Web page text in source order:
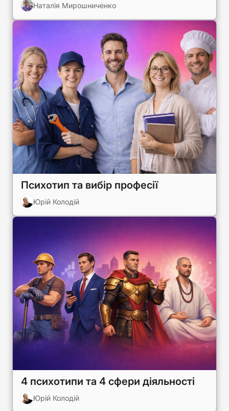
Наталія Мирошниченко
Психотип та вибір професії
Юрій Колодій
4 психотипи та 4 сфери діяльності
Юрій Колодій